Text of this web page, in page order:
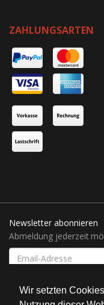
Wir setzten
ZAHLUNGSARTEN
Newsletter abonnieren
Abmeldung jederzeit
EMAIL-
ADRESSE